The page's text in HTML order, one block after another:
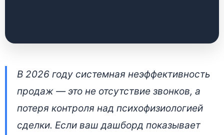
Стратегический
аудит системы
продаж: от хаоса к
контролю маржи
В 2026 году системная неэффективность
продаж — это не отсутствие звонков, а
потеря контроля над психофизиологией
сделки. Если ваш дашборд показывает